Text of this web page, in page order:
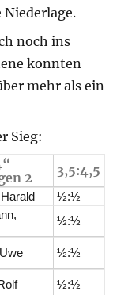
Niederlage.
noch ins
konnten
mehr als ein
Sieg:
2
3,5:4,5
½:½
½:½
½:½
½:½